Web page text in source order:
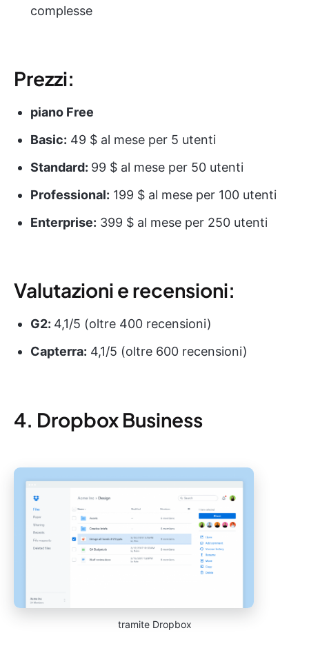
complesse
Prezzi:
piano Free
Basic: 49 $ al mese per 5 utenti
Standard: 99 $ al mese per 50 utenti
Professional: 199 $ al mese per 100 utenti
Enterprise: 399 $ al mese per 250 utenti
Valutazioni e recensioni:
G2: 4,1/5 (oltre 400 recensioni)
Capterra: 4,1/5 (oltre 600 recensioni)
4. Dropbox Business
tramite Dropbox